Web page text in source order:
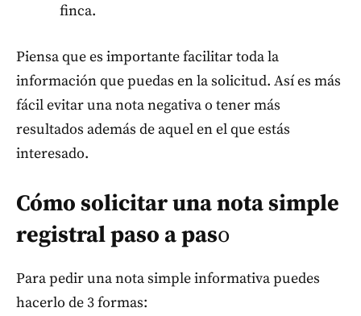
finca.
Piensa que es importante facilitar toda la
información que puedas en la solicitud. Así es más
fácil evitar una nota negativa o tener más
resultados además de aquel en el que estás
interesado.
Cómo solicitar una nota simple
registral paso a paso
Para pedir una nota simple informativa puedes
hacerlo de 3 formas: